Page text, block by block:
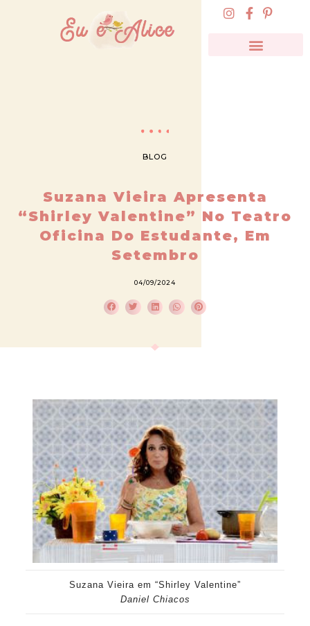
BLOG
Suzana Vieira Apresenta
“Shirley Valentine” No Teatro
Oficina Do Estudante, Em
Setembro
04/09/2024
Suzana Vieira em “Shirley Valentine”
Daniel Chiacos